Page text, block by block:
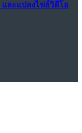
ละแปลงไฟล์วิดีโอ